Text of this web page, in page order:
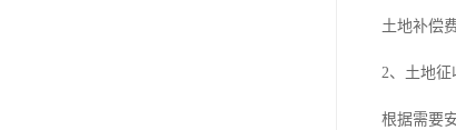
土地补偿
2、土地征
根据需要